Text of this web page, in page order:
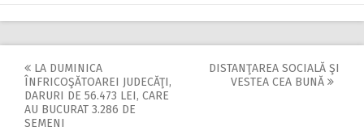
Post
navigation
LA DUMINICA
ÎNFRICOŞĂTOAREI JUDECĂŢI,
DARURI DE 56.473 LEI, CARE
AU BUCURAT 3.286 DE
SEMENI
DISTANŢAREA SOCIALĂ ŞI
VESTEA CEA BUNĂ